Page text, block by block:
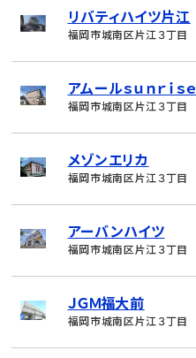
リバティハイツ片江
福岡市城南区片江３丁目
アムールｓｕｎｒｉｓｅ
福岡市城南区片江３丁目
メゾンエリカ
福岡市城南区片江３丁目
アーバンハイツ
福岡市城南区片江３丁目
ＪＧＭ福大前
福岡市城南区片江３丁目